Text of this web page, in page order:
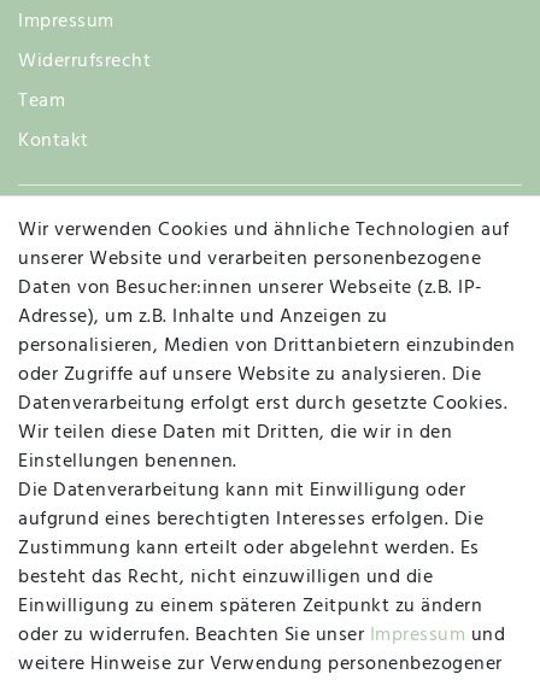
Impressum
Widerrufsrecht
Team
Kontakt
Widerruf
Vertrag widerrufen Kontakt
MAPALI VOR ORT
Herzogstraße 10
47533 Kleve
Montag, Dienstag, Donnerstag, Freitag
09:00 Uhr bis 13:00 Uhr
Mittwoch
Wir verwenden Cookies und ähnliche Technologien auf
unserer Website und verarbeiten personenbezogene
Daten von Besucher:innen unserer Webseite (z.B. IP-
Adresse), um z.B. Inhalte und Anzeigen zu
personalisieren, Medien von Drittanbietern einzubinden
oder Zugriffe auf unsere Website zu analysieren. Die
Datenverarbeitung erfolgt erst durch gesetzte Cookies.
Wir teilen diese Daten mit Dritten, die wir in den
Einstellungen benennen.
Die Datenverarbeitung kann mit Einwilligung oder
aufgrund eines berechtigten Interesses erfolgen. Die
Zustimmung kann erteilt oder abgelehnt werden. Es
besteht das Recht, nicht einzuwilligen und die
Einwilligung zu einem späteren Zeitpunkt zu ändern
oder zu widerrufen. Beachten Sie unser Impressum und
weitere Hinweise zur Verwendung personenbezogener